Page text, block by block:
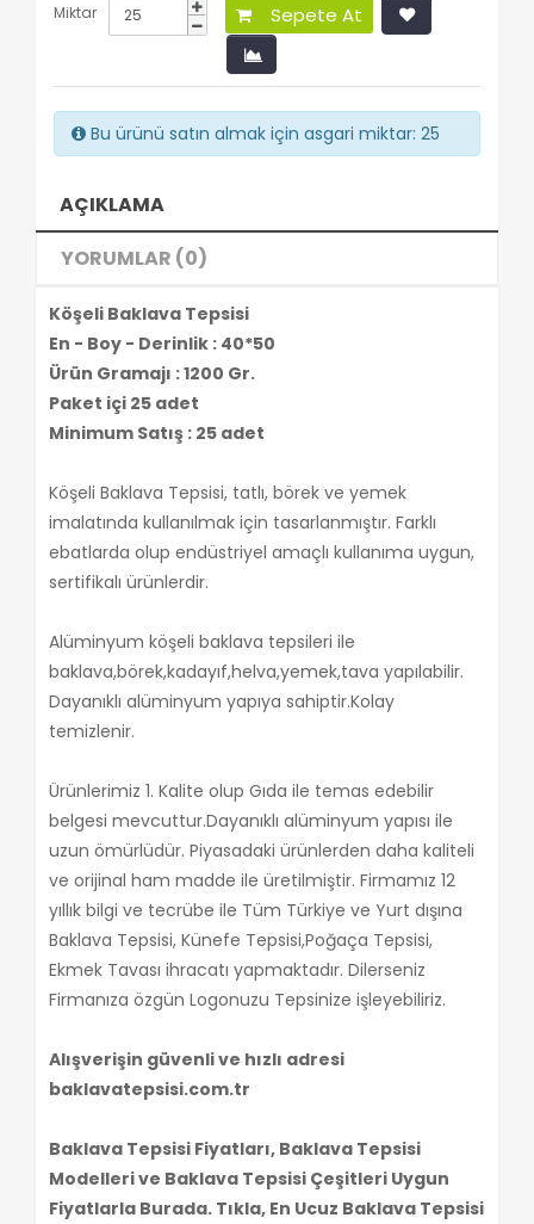
Miktar Sepete At
Bu ürünü satın almak için asgari miktar: 25
AÇIKLAMA
YORUMLAR (0)
Köşeli Baklava Tepsisi
En - Boy - Derinlik : 40*50
Ürün Gramajı : 1200 Gr.
Paket içi 25 adet
Minimum Satış : 25 adet
Köşeli Baklava Tepsisi, tatlı, börek ve yemek
imalatında kullanılmak için tasarlanmıştır. Farklı
ebatlarda olup endüstriyel amaçlı kullanıma uygun,
sertifikalı ürünlerdir.
Alüminyum köşeli baklava tepsileri ile
baklava,börek,kadayıf,helva,yemek,tava yapılabilir.
Dayanıklı alüminyum yapıya sahiptir.Kolay
temizlenir.
Ürünlerimiz 1. Kalite olup Gıda ile temas edebilir
belgesi mevcuttur.Dayanıklı alüminyum yapısı ile
uzun ömürlüdür. Piyasadaki ürünlerden daha kaliteli
ve orijinal ham madde ile üretilmiştir. Firmamız 12
yıllık bilgi ve tecrübe ile Tüm Türkiye ve Yurt dışına
Baklava Tepsisi, Künefe Tepsisi,Poğaça Tepsisi,
Ekmek Tavası ihracatı yapmaktadır. Dilerseniz
Firmanıza özgün Logonuzu Tepsinize işleyebiliriz.
Alışverişin güvenli ve hızlı adresi
baklavatepsisi.com.tr
Baklava Tepsisi Fiyatları, Baklava Tepsisi
Modelleri ve Baklava Tepsisi Çeşitleri Uygun
Fiyatlarla Burada. Tıkla, En Ucuz Baklava Tepsisi